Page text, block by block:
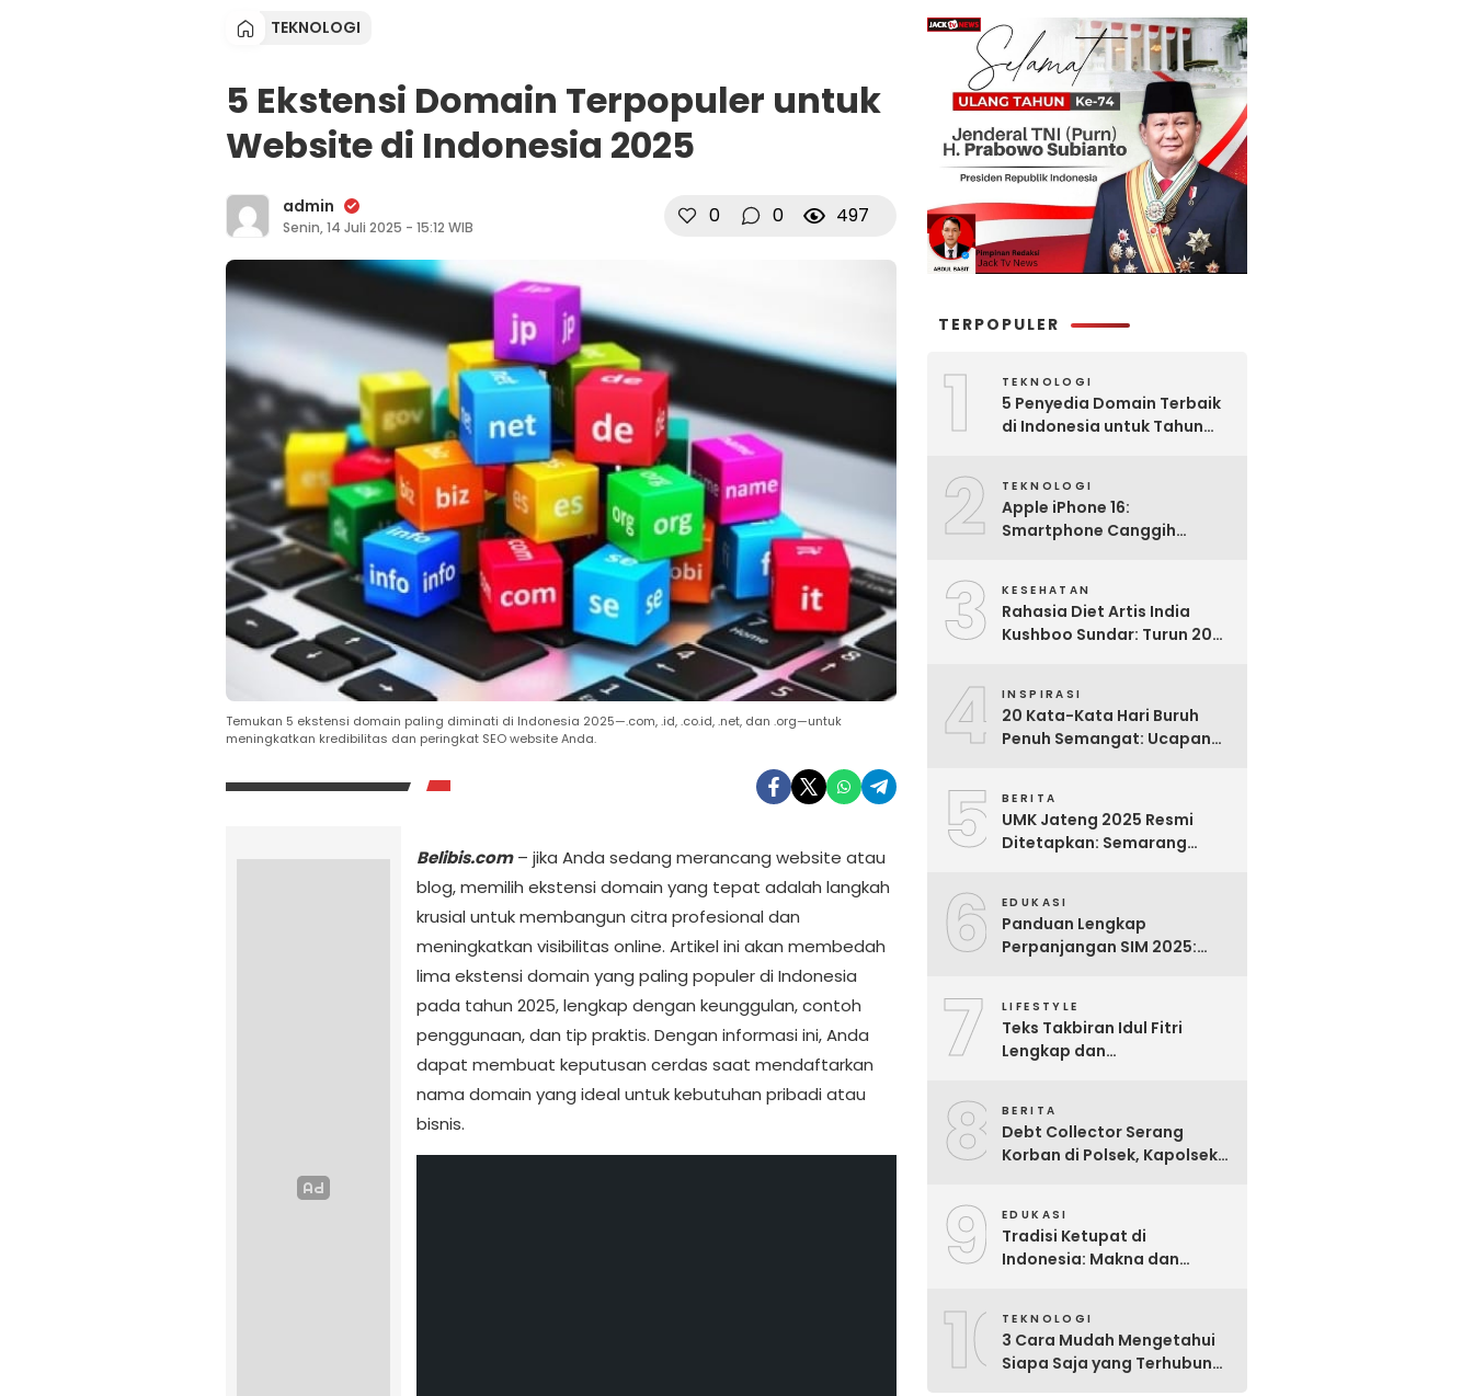
TEKNOLOGI
5 Ekstensi Domain Terpopuler untuk
Website di Indonesia 2025
admin
Senin, 14 Juli 2025 - 15:12 WIB 0 0 497
Temukan 5 ekstensi domain paling diminati di Indonesia 2025—.com, .id, .co.id, .net, dan .org—untuk
meningkatkan kredibilitas dan peringkat SEO website Anda.
Belibis.com– jika Anda sedang merancang website atau
blog, memilih ekstensi domain yang tepat adalah langkah
krusial untuk membangun citra profesional dan
meningkatkan visibilitas online. Artikel ini akan membedah
lima ekstensi domain yang paling populer di Indonesia
pada tahun 2025, lengkap dengan keunggulan, contoh
penggunaan, dan tip praktis. Dengan informasi ini, Anda
dapat membuat keputusan cerdas saat mendaftarkan
nama domain yang ideal untuk kebutuhan pribadi atau
bisnis.
TERPOPULER
1 TEKNOLOGI
5 Penyedia Domain Terbaik
di Indonesia untuk Tahun
2 TEKNOLOGI
Apple iPhone 16:
Smartphone Canggih
3 KESEHATAN
Rahasia Diet Artis India
Kushboo Sundar: Turun 20
4 INSPIRASI
20 Kata-Kata Hari Buruh
Penuh Semangat: Ucapan
5 BERITA
UMK Jateng 2025 Resmi
Ditetapkan: Semarang
6 EDUKASI
Panduan Lengkap
Perpanjangan SIM 2025:
7 LIFESTYLE
Teks Takbiran Idul Fitri
Lengkap dan
8 BERITA
Debt Collector Serang
Korban di Polsek, Kapolsek
9 EDUKASI
Tradisi Ketupat di
Indonesia: Makna dan
10TEKNOLOGI
3 Cara Mudah Mengetahui
Siapa Saja yang Terhubung